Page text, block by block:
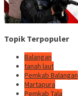
Topik Terpopuler
Balangan
tanah laut
Pemkab Balangan
Martapura
Pemkab Tala